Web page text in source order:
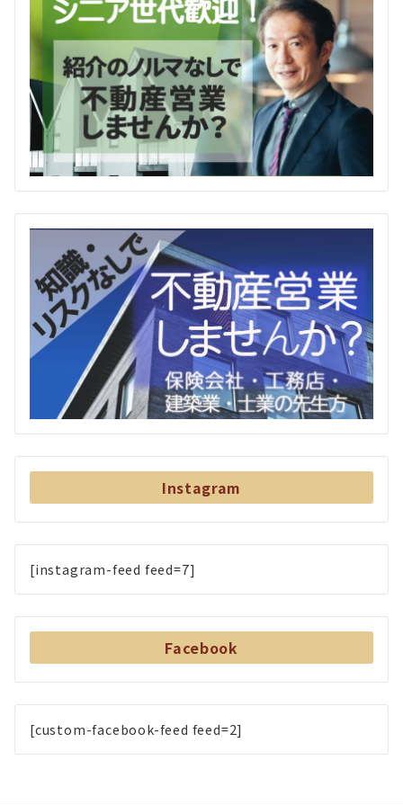
Instagram
[instagram-feed feed=7]
Facebook
[custom-facebook-feed feed=2]